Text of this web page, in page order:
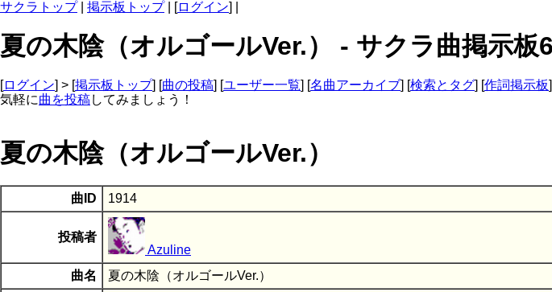
サクラトップ| 掲示板トップ| [ログイン] |
夏の木陰（オルゴールVer.） - サクラ曲掲示板6
[ログイン] > [掲示板トップ] [曲の投稿] [ユーザー一覧] [名曲アーカイブ] [検索とタグ] [作詞掲示板
気軽に曲を投稿してみましょう！
夏の木陰（オルゴールVer.）
曲ID 1914
投稿者
Azuline
曲名
夏の木陰（オルゴールVer.）